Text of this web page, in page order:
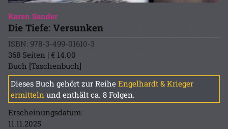
Karen Sander
Die Tiefe: Versunken
ISBN: 978-3-499-01610-3
368 Seiten | € 14.00
Buch [Taschenbuch]
Dieses Buch gehört zur Reihe Engelhardt & Krieger
ermitteln und enthält ca. 8 Folgen.
Erscheinungsdatum:
11.11.2025